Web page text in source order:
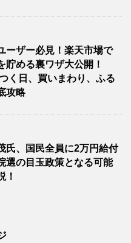
ーザー必見！楽天市場で
貯める裏ワザ大公開！
く日、買いまわり、ふる
攻略
氏、国民全員に2万円給付
選の目玉政策となる可能
！